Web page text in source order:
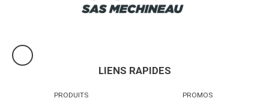
LIENS RAPIDES
PRODUITS
PROMOS